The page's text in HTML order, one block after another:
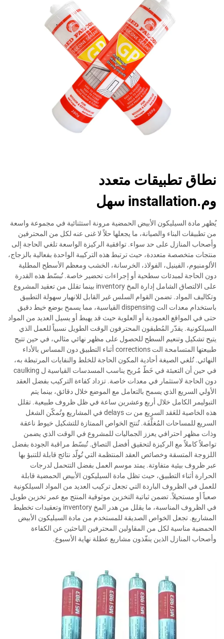
نطاق تطبيقات متعدد
وم.installation سهل
يُظهر مادة السيليكون الأبيض الحمضية مرونة استثنائية في مجموعة واسعة
من تطبيقات البناء والصيانة، ما يجعلها حلاً لا غنى عنه لكل من المحترفين
وأصحاب المنازل على حد سواء. توافقية الركيزة الواسعة تلغي الحاجة إلى
منتجات متخصصة متعددة، حيث ترتبط هذه التركيبة الواحدة بفعالية بالزجاج،
الألومنيوم، الفينيل، الفولاذ، الخرسانة، الخشب ومعظم الأسطح المطلية
دون الحاجة لمبدئات سطحية أو إجراءات تحضير خاصة. تُبسّط هذه القدرة
على الالتصاق الشامل إدارة المخ inventory بينما تقلل من تعقيد المشروع
وتكاليف المواد. تضمن القوام السلس غير القابل للانهيار سهولة التطبيق
باستخدام معدات الت dispensing القياسية، مما يسمح بوضع خيط دقيق
حتى في المواقع العمودية أو العلوية حيث قد يهبط أو يسيل العديد من المواد
السيلكونية. يقدّر المُطبقون المحترفون الوقت الطويل نسبياً للعمل الذي
يتيح تشكيل وتنعيم السطح للحصول على مظهر نهائي مثالي، في حين تتيح
طبيعتها المتسامحة الت corrections أثناء التطبيق دون المساس بالأداء
النهائي. تُلغي الصيغة أحادية المكون الحاجة للخلط والنفايات المرتبطة به،
في حين أن التعبئة في خَطّ مُريح يناسب المسدسات القياسية ل caulking
دون الحاجة لاستثمار في معدات خاصة. تزداد كفاءة التركيب بفضل العقد
الأولي السريع الذي يسمح بالتعامل مع الموضع خلال دقائق، بينما يتم
التبوليمر الكامل خلال أربع وعشرين ساعة في ظل ظروف طبيعية. تقلل
هذه الخاصية للعَقد السريع من ت delays في المشاريع وتُمكّن الشغل
السريع للمساحات المُغلَّفَة. تُنتج الخواص الممتازة للتشكيل خيوط ناعقة
وذات مظهر احترافي يعزز الجماليات للمشروع في الوقت الذي يضمن
تواصلاً كاملاً مع الركيزة لتحقيق أفضل التصاق. تُبسّط مراقبة الجودة بفضل
اللزوجة المتسقة وخصائص العقد المنتظمة التي تُولّد نتائج قابلة للتنبؤ بها
عبر ظروف بيئية متفاوتة. يمتد موسم العمل بفضل التتحمل لدرجات
الحرارة أثناء التطبيق، حيث تظل مادة السيليكون الأبيض الحمضية قابلة
للعمل في الظروف الباردة التي تجعل تركيب العديد من المواد السيلكونية
صعباً أو مستحيلاً. تضمن ثباتية التخزين موثوقية المنتج مع عمر تخزين طويل
في الظروف المناسبة، ما يقلل من هدر المخ inventory وتعقيدات تخطيط
المشاريع. تجعل الخواص الصديقة للمستخدم من مادة السيليكون الأبيض
الحمضية مناسية لكل من المقاولين المحترفين الباحثين عن الكفاءة
وأصحاب المنازل الذين ينفّذون مشاريع عطلة نهاية الأسبوع.